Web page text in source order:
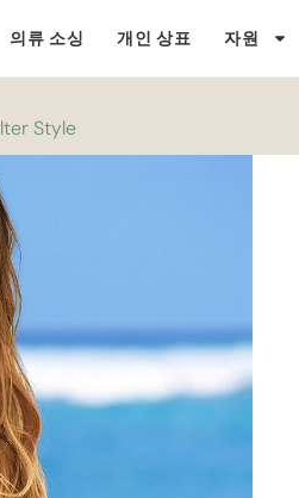
의류 소싱 개인 상표 자원
Style